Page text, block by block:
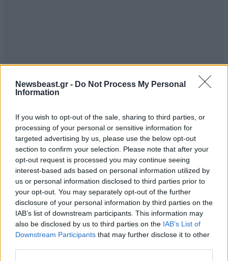
Newsbeast.gr - Do Not Process My Personal
Information
If you wish to opt-out of the sale, sharing to third parties, or
processing of your personal or sensitive information for
targeted advertising by us, please use the below opt-out
section to confirm your selection. Please note that after your
opt-out request is processed you may continue seeing
interest-based ads based on personal information utilized by
us or personal information disclosed to third parties prior to
your opt-out. You may separately opt-out of the further
disclosure of your personal information by third parties on the
IAB’s list of downstream participants. This information may
also be disclosed by us to third parties on the IAB’s List of
Downstream Participants that may further disclose it to other
61 ΣΧΌΛΙΑ ΑΝΑΓΝΩΣΤΏΝ
ΠΡΟΣΘΕΣΤΕ ΤΟ ΣΧΟΛΙΟ ΣΑΣ